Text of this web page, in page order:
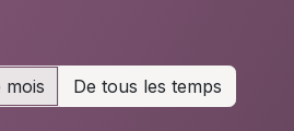
mois De tous les temps